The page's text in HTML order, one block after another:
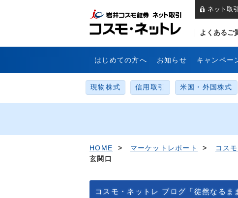
岩井
よくあるご
ネット取
はじめての方へ お知らせ キャンペー
現物株式 信用取引 米国・外国株式
HOME > マーケットレポート > コス
玄関口
コスモ・ネットレ ブログ「徒然なるま